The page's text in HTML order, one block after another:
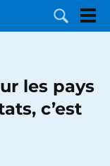
les pays
c’est